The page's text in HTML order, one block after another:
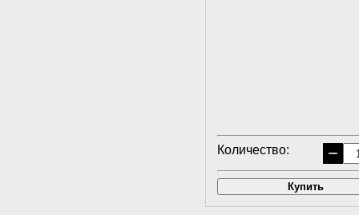
Количество: −
Купить